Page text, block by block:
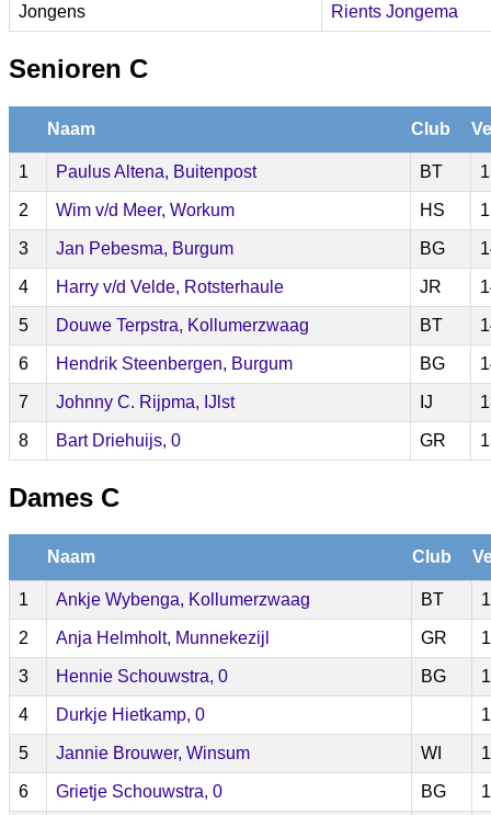
Jongens Rients Jongema
Senioren C
Naam Club
1 Paulus Altena, Buitenpost BT
2 Wim v/d Meer, Workum HS
3 Jan Pebesma, Burgum BG
4 Harry v/d Velde, Rotsterhaule JR
5 Douwe Terpstra, Kollumerzwaag BT
6 Hendrik Steenbergen, Burgum BG
7 Johnny C. Rijpma, IJlst IJ
8 Bart Driehuijs, 0 GR
Dames C
Naam Club
1 Ankje Wybenga, Kollumerzwaag BT
2 Anja Helmholt, Munnekezijl GR
3 Hennie Schouwstra, 0 BG
4 Durkje Hietkamp, 0
5 Jannie Brouwer, Winsum WI
6 Grietje Schouwstra, 0 BG